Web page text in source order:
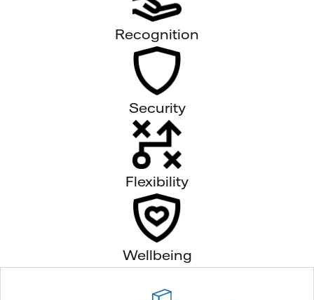
Recognition
Security
Flexibility
Wellbeing